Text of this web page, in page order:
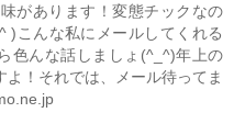
があります！変態チックなの
)こんな私にメールしてくれる
色んな話しましょ(^_^)年上の
よ！それでは、メール待ってま